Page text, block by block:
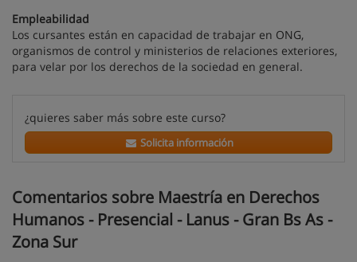
Empleabilidad
Los cursantes están en capacidad de trabajar en ONG,
organismos de control y ministerios de relaciones exteriores,
para velar por los derechos de la sociedad en general.
¿quieres saber más sobre este curso?
Solicita información
Comentarios sobre Maestría en Derechos
Humanos - Presencial - Lanus - Gran Bs As -
Zona Sur